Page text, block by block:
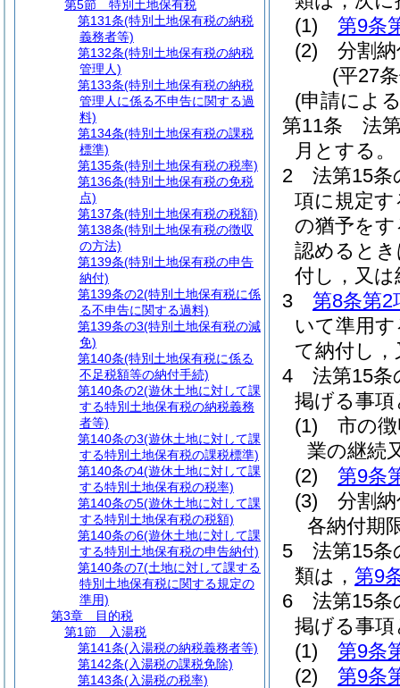
(1)
第9条
(2)
分割
(平27
(申請によ
第11条
法
月とする。
2
法第15条
項に規定
の猶予を
認めると
付し，又
3
第8条第2
いて準用
て納付し
4
法第15
掲げる事
(1)
市の
業の継続
(2)
第9条
(3)
分割
各納付期
5
法第15条
類は， 第9
6
法第15
掲げる事
(1)
第9条
(2)
第9条
第5節
特別土地保有税
第131条(特別土地保有税の納税
義務者等)
第132条(特別土地保有税の納税
管理人)
第133条(特別土地保有税の納税
管理人に係る不申告に関する過
料)
第134条(特別土地保有税の課税
標準)
第135条(特別土地保有税の税率)
第136条(特別土地保有税の免税
点)
第137条(特別土地保有税の税額)
第138条(特別土地保有税の徴収
の方法)
第139条(特別土地保有税の申告
納付)
第139条の2(特別土地保有税に係
る不申告に関する過料)
第139条の3(特別土地保有税の減
免)
第140条(特別土地保有税に係る
不足税額等の納付手続)
第140条の2(遊休土地に対して課
する特別土地保有税の納税義務
者等)
第140条の3(遊休土地に対して課
する特別土地保有税の課税標準)
第140条の4(遊休土地に対して課
する特別土地保有税の税率)
第140条の5(遊休土地に対して課
する特別土地保有税の税額)
第140条の6(遊休土地に対して課
する特別土地保有税の申告納付)
第140条の7(土地に対して課する
特別土地保有税に関する規定の
準用)
第3章
目的税
第1節
入湯税
第141条(入湯税の納税義務者等)
第142条(入湯税の課税免除)
第143条(入湯税の税率)